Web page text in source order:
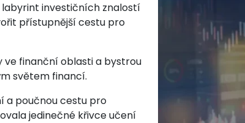
investičních znalostí
přístupnější cestu pro
ve finanční oblasti a bystrou
světem financí.
a poučnou cestu pro
jedinečné křivce učení